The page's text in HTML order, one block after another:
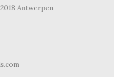
Antwerpen